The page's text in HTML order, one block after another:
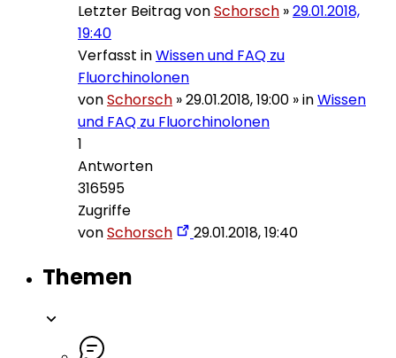
Letzter Beitrag vonSchorsch »29.01.2018,
19:40
Verfasst inWissen und FAQ zu
Fluorchinolonen
vonSchorsch »29.01.2018, 19:00 » inWissen
und FAQ zu Fluorchinolonen
1
Antworten
316595
Zugriffe
vonSchorsch 29.01.2018, 19:40
Themen